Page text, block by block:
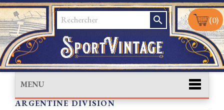
search (0)
MENU
ARGENTINE DIVISION